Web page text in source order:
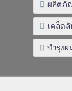
ผลิตภั
เคล็ด
บำรุงผ